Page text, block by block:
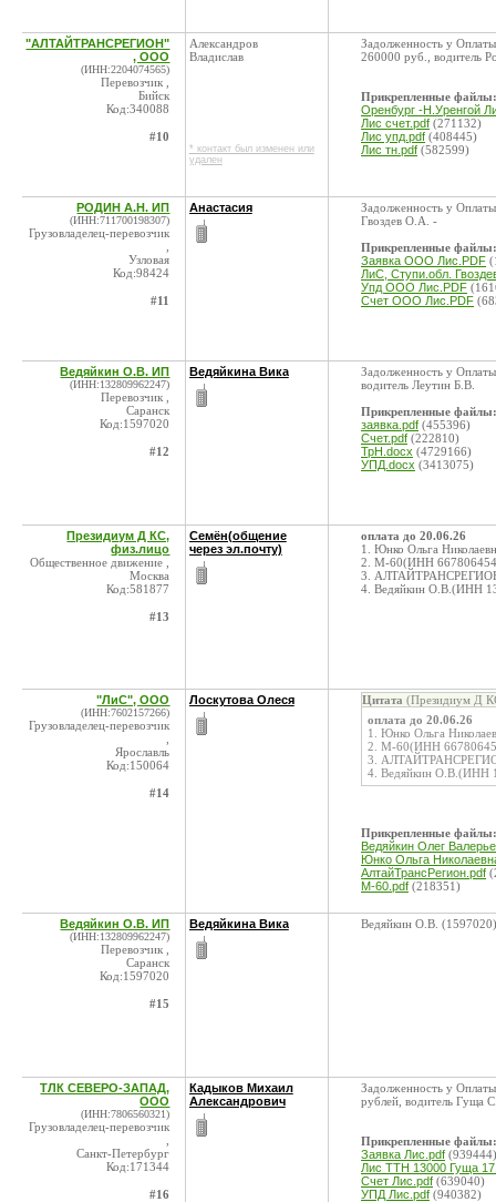
"АЛТАЙТРАНСРЕГИОН"
, ООО
(ИНН:2204074565)
Перевозчик ,
Бийск
Код:340088
#10
Александров
Владислав
* контакт был изменен или
удален
Задолженность у
260000 руб., водитель
Прикрепленные файлы:
Оренбург -Н.Уренгой
Лис счет.pdf (271132)
Лис упд.pdf (408445)
Лис тн.pdf (582599)
РОДИН А.Н. ИП
(ИНН:711700198307)
Грузовладелец-перевозчик
Узловая
Код:98424
#11
Анастасия
Задолженность у
Гвоздев О.А. -
Прикрепленные файлы:
Заявка ООО Лис.PDF
ЛиС, Ступи.обл.
Упд ООО Лис.PDF
Счет ООО Лис.PDF
Ведяйкин О.В. ИП
(ИНН:132809962247)
Перевозчик ,
Саранск
Код:1597020
#12
Ведяйкина Вика
Задолженность у
водитель Леутин Б.В.
Прикрепленные файлы:
заявка.pdf (455396)
Счет.pdf (222810)
ТрН.docx (4729166)
УПД.docx (3413075)
Президиум Д КС,
физ.лицо
Общественное движение ,
Москва
Код:581877
#13
Семён(общение
через эл.почту)
оплата до 20.06.26
1. Юнко Ольга
2. М-60(ИНН
3.
4. Ведяйкин О.В.(ИНН
"ЛиС", ООО
(ИНН:7602157266)
Грузовладелец-перевозчик
Ярославль
Код:150064
#14
Лоскутова Олеся Цитата (Президиум Д
оплата до 20.06.26
1. Юнко Ольга
2. М-60(ИНН
3.
4. Ведяйкин О.В.(ИНН
Прикрепленные файлы:
Ведяйкин Олег
Юнко Ольга
АлтайТрансРегион.pdf
М-60.pdf (218351)
Ведяйкин О.В. ИП
(ИНН:132809962247)
Перевозчик ,
Саранск
Код:1597020
#15
Ведяйкина Вика Ведяйкин О.В.
ТЛК СЕВЕРО-ЗАПАД,
ООО
(ИНН:7806560321)
Грузовладелец-перевозчик
Санкт-Петербург
Код:171344
#16
Кадыков Михаил
Александрович
Задолженность у
рублей, водитель Гуща
Прикрепленные файлы:
Заявка Лис.pdf (939444)
Лис ТТН 13000 Гуща
Счет Лис.pdf (639040)
УПД Лис.pdf (940382)